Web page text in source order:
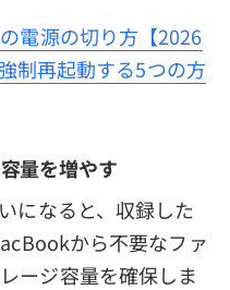
電源の切り方【2026
制再起動する5つの方
量を増やす
になると、収録した
から不要なファ
ージ容量を確保しま